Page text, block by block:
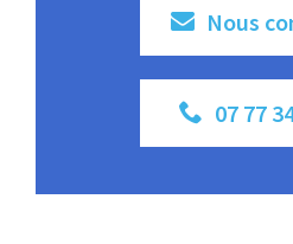
Nous
07 77